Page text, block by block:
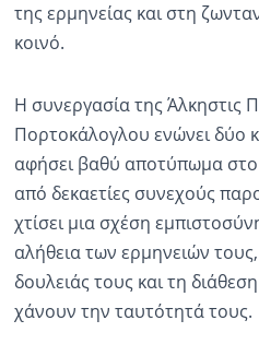
της ερμηνείας και στη
κοινό.
Η συνεργασία της Άλκηστις
Πορτοκάλογλου ενώνει δύο
αφήσει βαθύ αποτύπωμα στο
από δεκαετίες συνεχούς
χτίσει μια σχέση
αλήθεια των ερμηνειών
δουλειάς τους και τη
χάνουν την ταυτότητά τους.